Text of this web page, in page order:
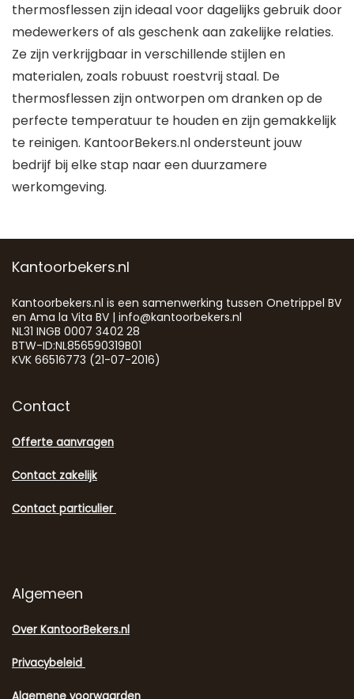
thermosflessen zijn ideaal voor dagelijks gebruik door
medewerkers of als geschenk aan zakelijke relaties.
Ze zijn verkrijgbaar in verschillende stijlen en
materialen, zoals robuust roestvrij staal. De
thermosflessen zijn ontworpen om dranken op de
perfecte temperatuur te houden en zijn gemakkelijk
te reinigen. KantoorBekers.nl ondersteunt jouw
bedrijf bij elke stap naar een duurzamere
werkomgeving.
Kantoorbekers.nl
Kantoorbekers.nl is een samenwerking tussen Onetrippel BV
en Ama la Vita BV | info@kantoorbekers.nl
NL31 INGB 0007 3402 28
BTW-ID:NL856590319B01
KVK 66516773 (21-07-2016)
Contact
Offerte aanvragen
Contact zakelijk
Contact particulier
Algemeen
Over KantoorBekers.nl
Privacybeleid